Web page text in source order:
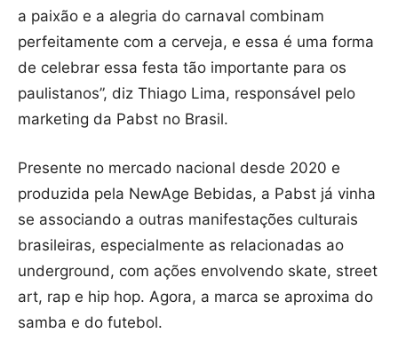
a paixão e a alegria do carnaval combinam
perfeitamente com a cerveja, e essa é uma forma
de celebrar essa festa tão importante para os
paulistanos”, diz Thiago Lima, responsável pelo
marketing da Pabst no Brasil.
Presente no mercado nacional desde 2020 e
produzida pela NewAge Bebidas, a Pabst já vinha
se associando a outras manifestações culturais
brasileiras, especialmente as relacionadas ao
underground, com ações envolvendo skate, street
art, rap e hip hop. Agora, a marca se aproxima do
samba e do futebol.